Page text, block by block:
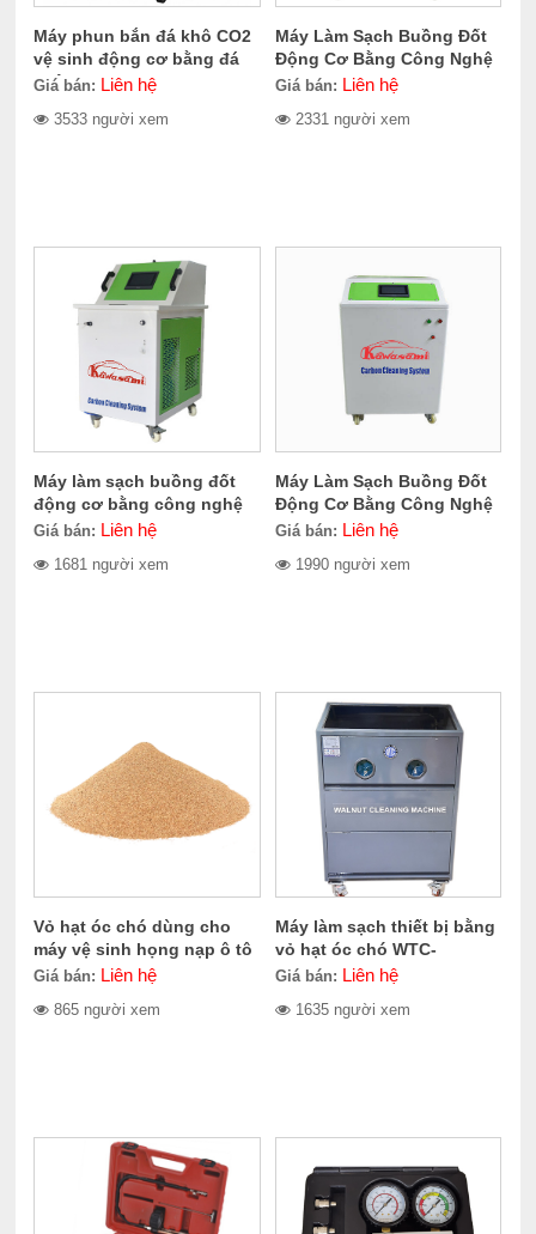
Máy phun bắn đá khô CO2
vệ sinh động cơ bằng đá
khô CERES CER-705.2000
Giá bán: Liên hệ
3533 người xem
Máy Làm Sạch Buồng Đốt
Động Cơ Bằng Công Nghệ
Oxyhydrogen Kawasami
Giá bán: Liên hệ
2331 người xem
Máy làm sạch buồng đốt
động cơ bằng công nghệ
Oxyhydrogen Kcs1500
Giá bán: Liên hệ
1681 người xem
Máy Làm Sạch Buồng Đốt
Động Cơ Bằng Công Nghệ
Oxyhydrogen Kawasami
Giá bán: Liên hệ
1990 người xem
Vỏ hạt óc chó dùng cho
máy vệ sinh họng nạp ô tô
CERES CE-100.1011
Giá bán: Liên hệ
865 người xem
Máy làm sạch thiết bị bằng
vỏ hạt óc chó WTC-
100.1010
Giá bán: Liên hệ
1635 người xem